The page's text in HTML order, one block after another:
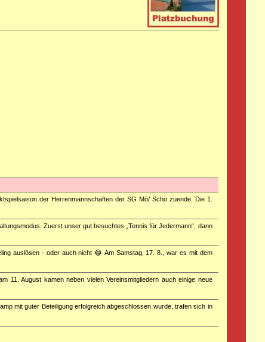
der Herrenmannschaften der SG Mö/ Schö zuende. Die 1.
Zuerst unser gut besuchtes „Tennis für Jedermann“, dann
auslösen - oder auch nicht 😂 Am Samstag, 17. 8., war es mit dem
11. August kamen neben vielen Vereinsmitgliedern auch einige neue
mit guter Beteiligung erfolgreich abgeschlossen wurde, trafen sich in